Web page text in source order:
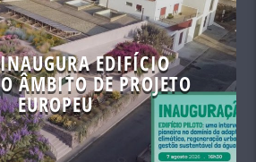
EDIFÍCIO
ÂMBITO DE PROJETO
EUROPEU